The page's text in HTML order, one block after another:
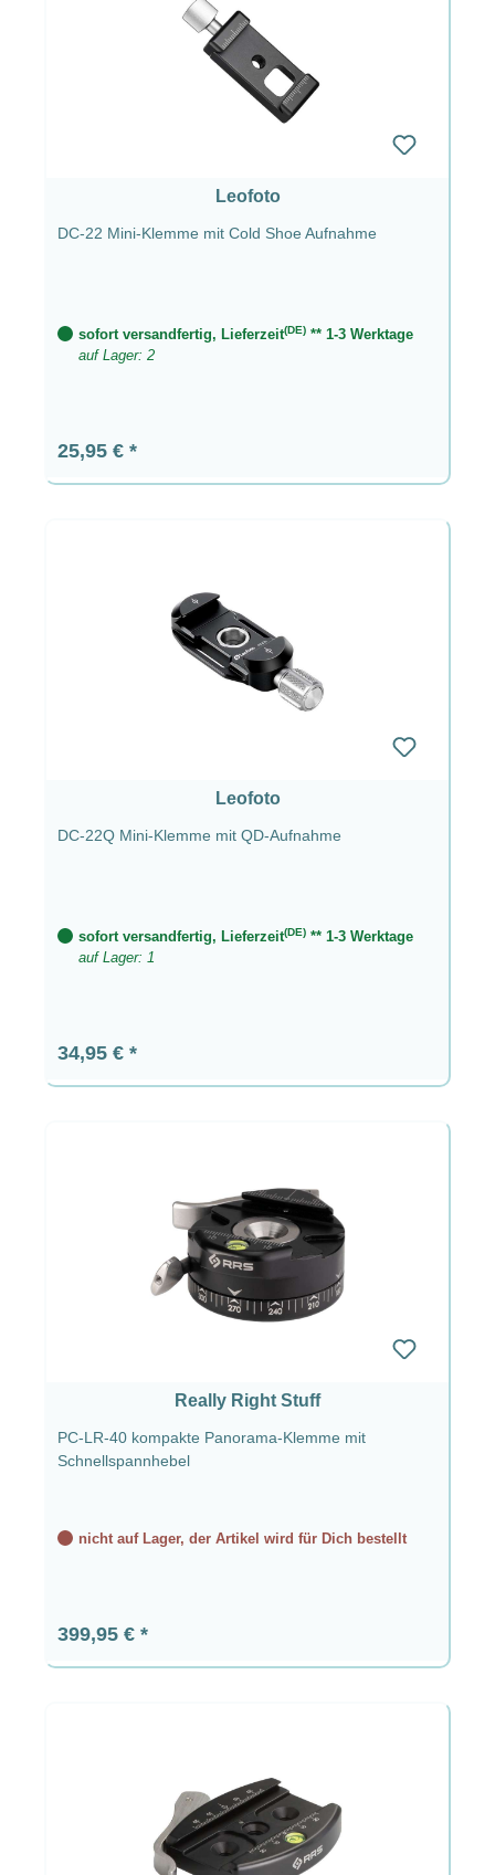
Leofoto
DC-22 Mini-Klemme mit Cold Shoe Aufnahme
sofort versandfertig, Lieferzeit(DE) ** 1-3 Werktage
auf Lager: 2
Regulärer Preis:
25,95 €
Leofoto
DC-22Q Mini-Klemme mit QD-Aufnahme
sofort versandfertig, Lieferzeit(DE) ** 1-3 Werktage
auf Lager: 1
Regulärer Preis:
34,95 €
Really Right Stuff
PC-LR-40 kompakte Panorama-Klemme mit
Schnellspannhebel
nicht auf Lager, der Artikel wird für Dich bestellt
Regulärer Preis:
399,95 €